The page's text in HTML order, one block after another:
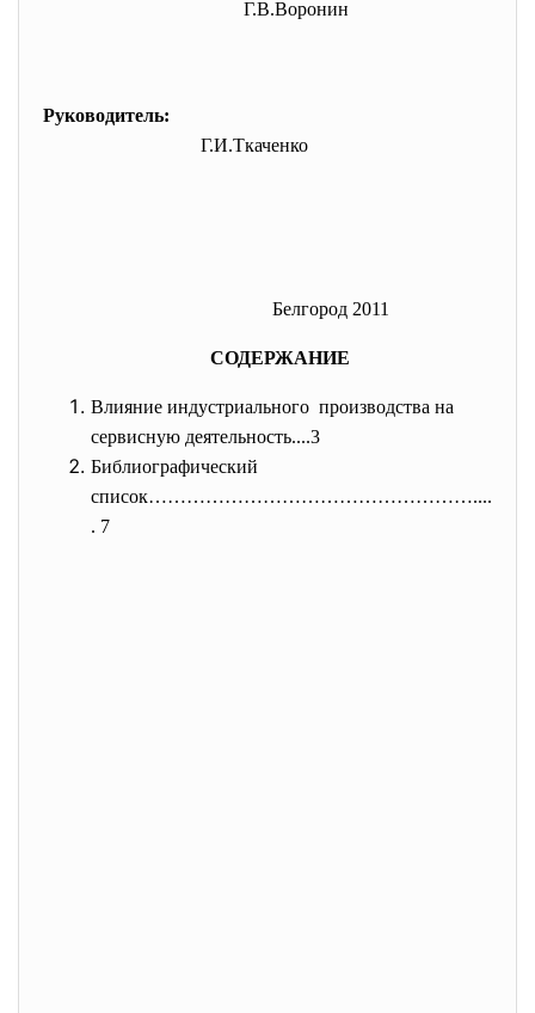
Г.В.Воронин
Руководитель:
Г.И.Ткаченко
Белгород 2011
СОДЕРЖАНИЕ
Влияние индустриального производства на
сервисную деятельность....3
Библиографический
список……………………………………………....
. 7